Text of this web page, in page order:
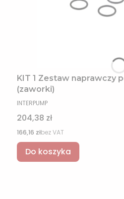
KIT 1 Zestaw naprawczy
(zaworki)
PRODUCENT
INTERPUMP
Cena
204,38 zł
Cena
166,16 złbez VAT
Do koszyka